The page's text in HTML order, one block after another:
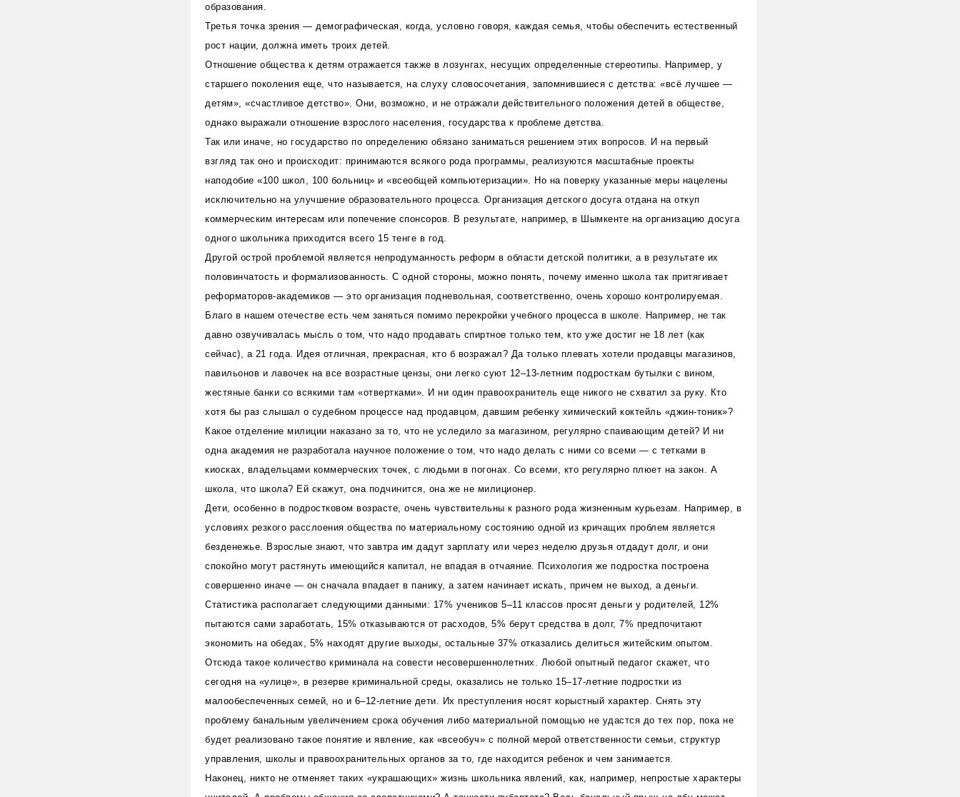
образования.
Третья точка зрения — демографическая, когда, условно говоря, каждая семья, чтобы обеспечить естественный
рост нации, должна иметь троих детей.
Отношение общества к детям отражается также в лозунгах, несущих определенные стереотипы. Например, у
старшего поколения еще, что называется, на слуху словосочетания, запомнившиеся с детства: «всё лучшее —
детям», «счастливое детство». Они, возможно, и не отражали действительного положения детей в обществе,
однако выражали отношение взрослого населения, государства к проблеме детства.
Так или иначе, но государство по определению обязано заниматься решением этих вопросов. И на первый
взгляд так оно и происходит: принимаются всякого рода программы, реализуются масштабные проекты
наподобие «100 школ, 100 больниц» и «всеобщей компьютеризации». Но на поверку указанные меры нацелены
исключительно на улучшение образовательного процесса. Организация детского досуга отдана на откуп
коммерческим интересам или попечение спонсоров. В результате, например, в Шымкенте на организацию досуга
одного школьника приходится всего 15 тенге в год.
Другой острой проблемой является непродуманность реформ в области детской политики, а в результате их
половинчатость и формализованность. С одной стороны, можно понять, почему именно школа так притягивает
реформаторов-академиков — это организация подневольная, соответственно, очень хорошо контролируемая.
Благо в нашем отечестве есть чем заняться помимо перекройки учебного процесса в школе. Например, не так
давно озвучивалась мысль о том, что надо продавать спиртное только тем, кто уже достиг не 18 лет (как
сейчас), а 21 года. Идея отличная, прекрасная, кто б возражал? Да только плевать хотели продавцы магазинов,
павильонов и лавочек на все возрастные цензы, они легко суют 12–13-летним подросткам бутылки с вином,
жестяные банки со всякими там «отвертками». И ни один правоохранитель еще никого не схватил за руку. Кто
хотя бы раз слышал о судебном процессе над продавцом, давшим ребенку химический коктейль «джин-тоник»?
Какое отделение милиции наказано за то, что не уследило за магазином, регулярно спаивающим детей? И ни
одна академия не разработала научное положение о том, что надо делать с ними со всеми — с тетками в
киосках, владельцами коммерческих точек, с людьми в погонах. Со всеми, кто регулярно плюет на закон. А
школа, что школа? Ей скажут, она подчинится, она же не милиционер.
Дети, особенно в подростковом возрасте, очень чувствительны к разного рода жизненным курьезам. Например, в
условиях резкого расслоения общества по материальному состоянию одной из кричащих проблем является
безденежье. Взрослые знают, что завтра им дадут зарплату или через неделю друзья отдадут долг, и они
спокойно могут растянуть имеющийся капитал, не впадая в отчаяние. Психология же подростка построена
совершенно иначе — он сначала впадает в панику, а затем начинает искать, причем не выход, а деньги.
Статистика располагает следующими данными: 17% учеников 5–11 классов просят деньги у родителей, 12%
пытаются сами заработать, 15% отказываются от расходов, 5% берут средства в долг, 7% предпочитают
экономить на обедах, 5% находят другие выходы, остальные 37% отказались делиться житейским опытом.
Отсюда такое количество криминала на совести несовершеннолетних. Любой опытный педагог скажет, что
сегодня на «улице», в резерве криминальной среды, оказались не только 15–17-летние подростки из
малообеспеченных семей, но и 6–12-летние дети. Их преступления носят корыстный характер. Снять эту
проблему банальным увеличением срока обучения либо материальной помощью не удастся до тех пор, пока не
будет реализовано такое понятие и явление, как «всеобуч» с полной мерой ответственности семьи, структур
управления, школы и правоохранительных органов за то, где находится ребенок и чем занимается.
Наконец, никто не отменяет таких «украшающих» жизнь школьника явлений, как, например, непростые характеры